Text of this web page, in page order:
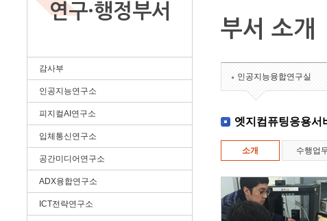
연구·행정부서
감사부
인공지능연구소
피지컬AI연구소
입체통신연구소
공간미디어연구소
ADX융합연구소
ICT전략연구소
부서 소개
인공지능융합연구실
엣지컴퓨팅응용서
소개 수행업